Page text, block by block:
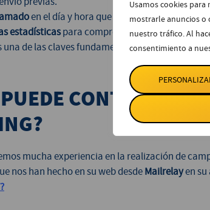
Usamos cookies para
mostrarle anuncios o
nuestro tráfico. Al
consentimiento a
en el día y hora que convenga según tu
estadísticaspara comprobar si el envío ha
una de las claves fundamentales para
CONTRATAR
mucha experiencia en la realización de
nos han hecho en su web desdeMailrelayen su